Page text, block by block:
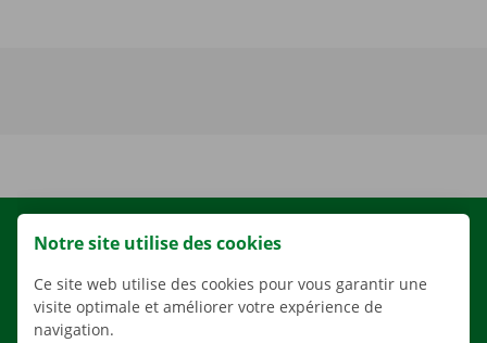
LOCATION
NOS VÉHICULES
NOS SERVICES
Notre site utilise des cookies
Ce site web utilise des cookies pour vous garantir une
visite optimale et améliorer votre expérience de
navigation.